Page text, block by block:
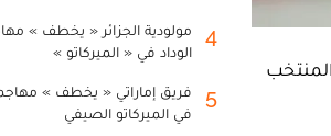
4
مولودية الجزائر « يخطف »
الوداد في « الميركاتو »
5
فريق إماراتي « يخطف »
في الميركاتو الصيفي